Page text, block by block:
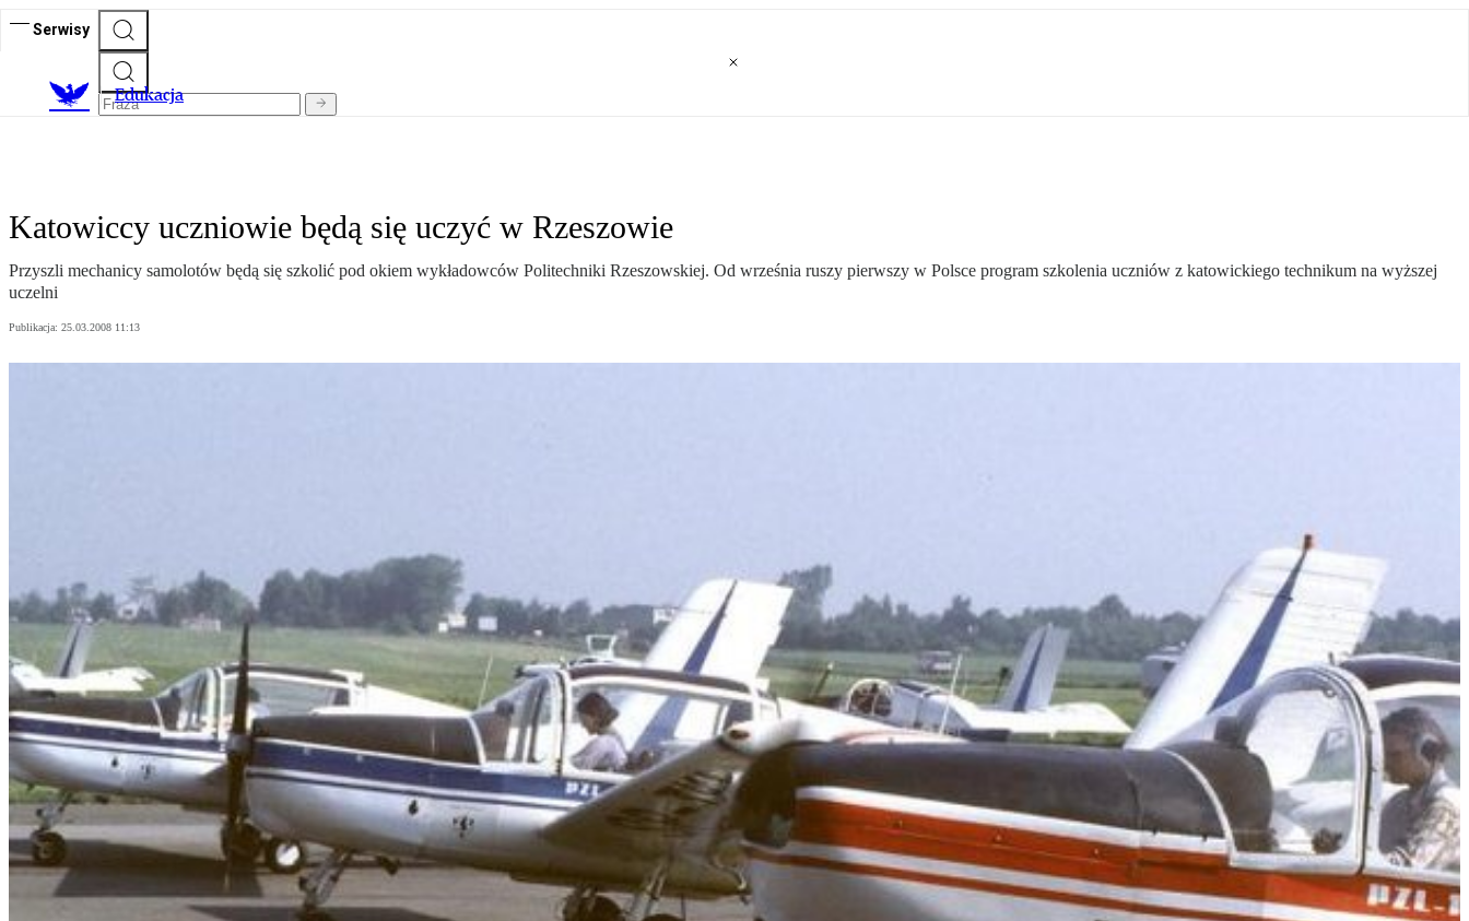
Serwisy
Edukacja
Katowiccy uczniowie będą się uczyć w Rzeszowie
Przyszli mechanicy samolotów będą się szkolić pod okiem wykładowców Politechniki Rzeszowskiej. Od września ruszy pierwszy w Polsce program szkolenia uczniów z katowickiego technikum na wyższej
uczelni
Publikacja: 25.03.2008 11:13